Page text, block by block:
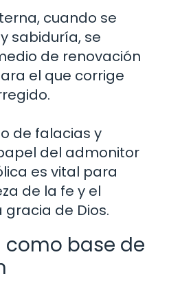
cuando se
sabiduría, se
de renovación
el que corrige
de falacias y
del admonitor
es vital para
de la fe y el
de Dios.
base de